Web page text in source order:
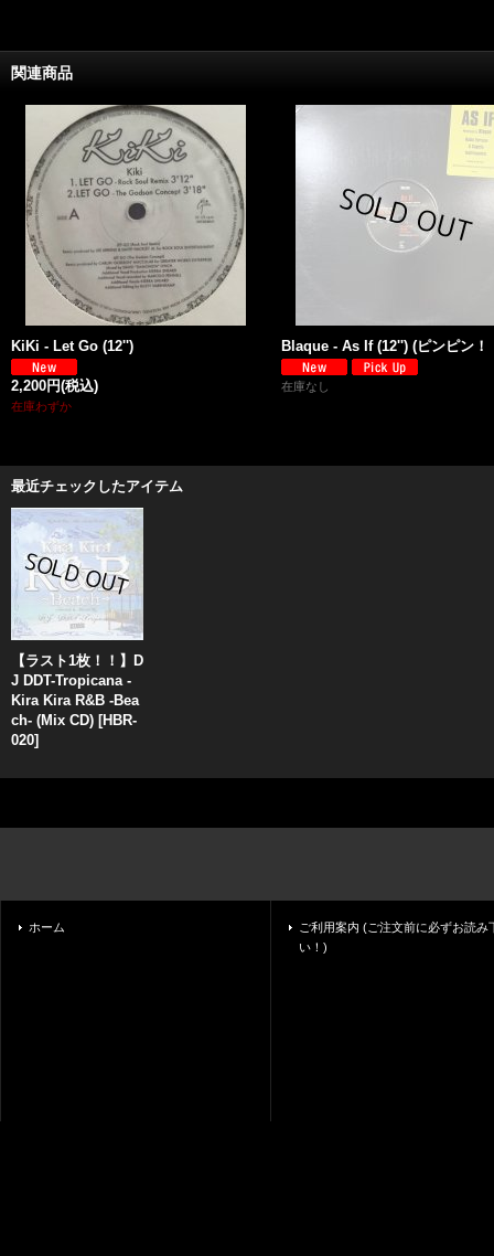
関連商品
KiKi - Let Go (12'')
2,200円(税込)
在庫わずか
Blaque - As If (12'') (ピンピン！
在庫なし
最近チェックしたアイテム
【ラスト1枚！！】D
J DDT-Tropicana -
Kira Kira R&B -Bea
ch- (Mix CD) [HBR-
020]
ホーム
ご利用案内 (ご注文前に必ずお読み
い！)